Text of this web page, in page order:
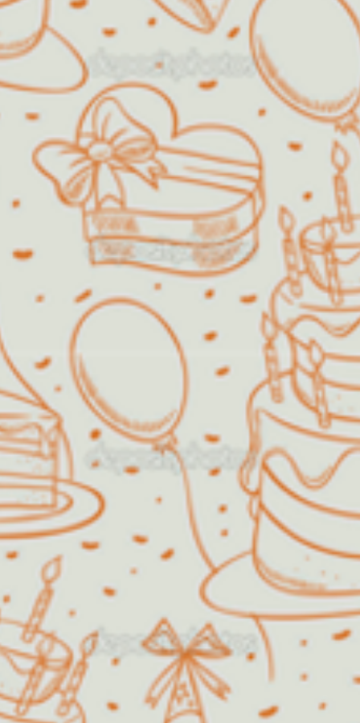
O Espaço
Algodão Doce
O Algodão Doce Buffet Infantil
foi fundado em 1999 com o
propósito de oferecer diversão e
satisfação, fazendo com que a festa
dos sonhos de pais e filhos pudesse